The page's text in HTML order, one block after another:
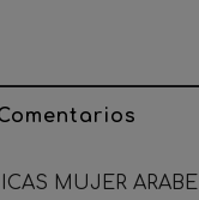
MUJER ARABE